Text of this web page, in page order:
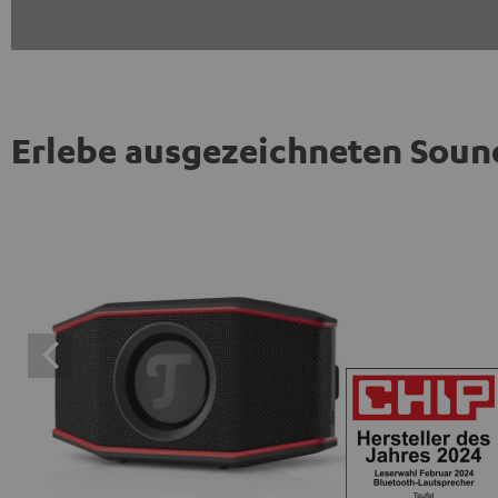
Erlebe ausgezeichneten